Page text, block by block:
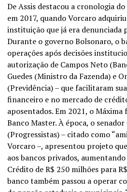
De Assis destacou a cronologia
em 2017, quando Vorcaro
instituição que já era denunciada
Durante o governo Bolsonaro, o
operações após decisões
autorização de Campos Neto
Guedes (Ministro da Fazenda) e
(Previdência) – que facilitaram
financeiro e no mercado de
aposentados. Em 2021, o
Banco Master. À época, o
(Progressistas) – citado como
Vorcaro –, apresentou projeto
aos bancos privados,
Crédito de R$ 250 milhões para
banco também passou a operar